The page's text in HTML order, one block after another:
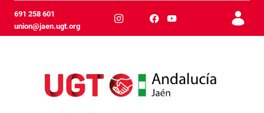
Zum Hauptinhalt springen
691 258 601
union@jaen.ugt.org